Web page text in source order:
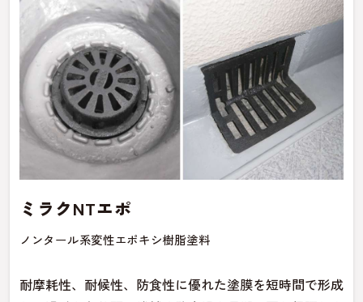
ミラクNTエポ
ノンタール系変性エポキシ樹脂塗料
耐摩耗性、耐候性、防食性に優れた塗膜を短時間で形成